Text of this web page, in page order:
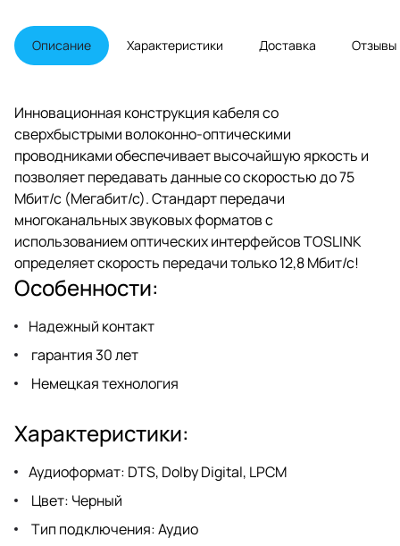
Описание Характеристики Доставка Отзывы
Инновационная конструкция кабеля со
сверхбыстрыми волоконно-оптическими
проводниками обеспечивает высочайшую яркость и
позволяет передавать данные со скоростью до 75
Мбит/с (Мегабит/с). Стандарт передачи
многоканальных звуковых форматов с
использованием оптических интерфейсов TOSLINK
определяет скорость передачи только 12,8 Мбит/с!
Особенности:
Надежный контакт
гарантия 30 лет
Немецкая технология
Характеристики:
Аудиоформат: DTS, Dolby Digital, LPCM
Цвет: Черный
Тип подключения: Аудио